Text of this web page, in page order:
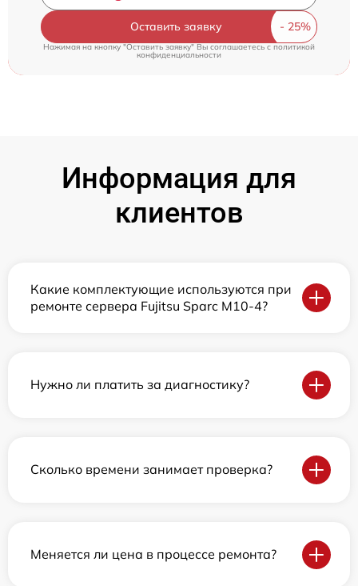
Оставить заявку
Нажимая на кнопку "Оставить заявку" Вы соглашаетесь cполитикой
конфиденциальности
Информация для
клиентов
Какие комплектующие используются при
ремонте сервера Fujitsu Sparc M10-4?
Нужно ли платить за диагностику?
Сколько времени занимает проверка?
Меняется ли цена в процессе ремонта?